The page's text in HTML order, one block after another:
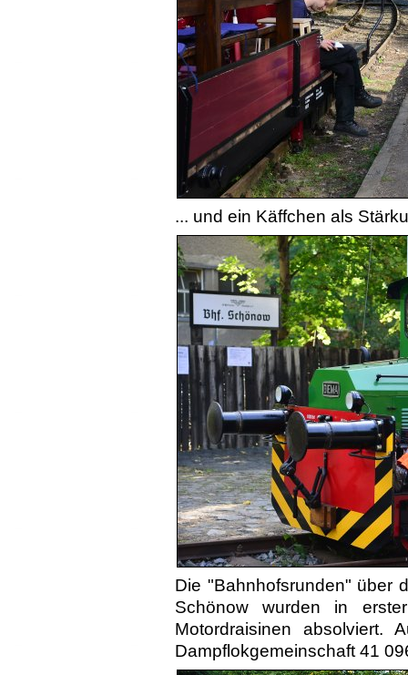
... und ein Käffchen als
Die "Bahnhofsrunden" über
Schönow wurden in
Motordraisinen
Dampflok­gemein­schaft 41